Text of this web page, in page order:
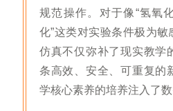
规范操作。对于像“氢氧
化”这类对实验条件极为
仿真不仅弥补了现实教学
条高效、安全、可重复的
学核心素养的培养注入了数